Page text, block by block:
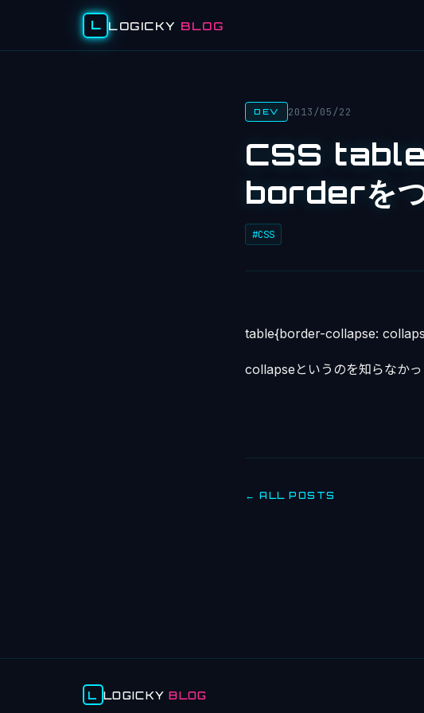
L LOGICKY BLOG
DEV 2013/05/22
CSS table
borderを
#CSS
table{border-collapse:
collapseというのを知らなかっ
← ALL POSTS
L LOGICKYBLOG